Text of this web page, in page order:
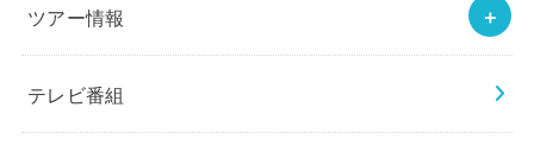
ツアー情報
テレビ番組